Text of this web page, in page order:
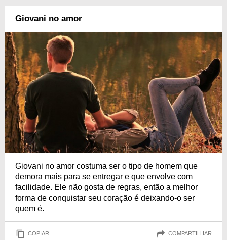
Giovani no amor
Giovani no amor costuma ser o tipo de homem que
demora mais para se entregar e que envolve com
facilidade. Ele não gosta de regras, então a melhor
forma de conquistar seu coração é deixando-o ser
quem é.
COPIAR COMPARTILHAR